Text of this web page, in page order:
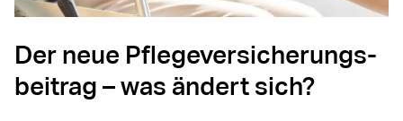
Der neue Pflegeversicherungs­
beitrag – was ändert sich?